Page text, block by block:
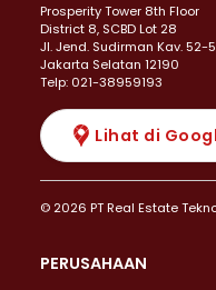
Prosperity Tower 8th Floor
District 8, SCBD Lot 28
JI. Jend. Sudirman Kav. 52-
Jakarta Selatan 12190
Telp: 021-38959193
Lihat di
© 2026 PT Real Estate
PERUSAHAAN